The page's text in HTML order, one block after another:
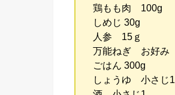
鶏もも肉 100g
しめじ 30g
人参 15ｇ
万能ねぎ お好み
ごはん 300g
しょうゆ 小さじ1